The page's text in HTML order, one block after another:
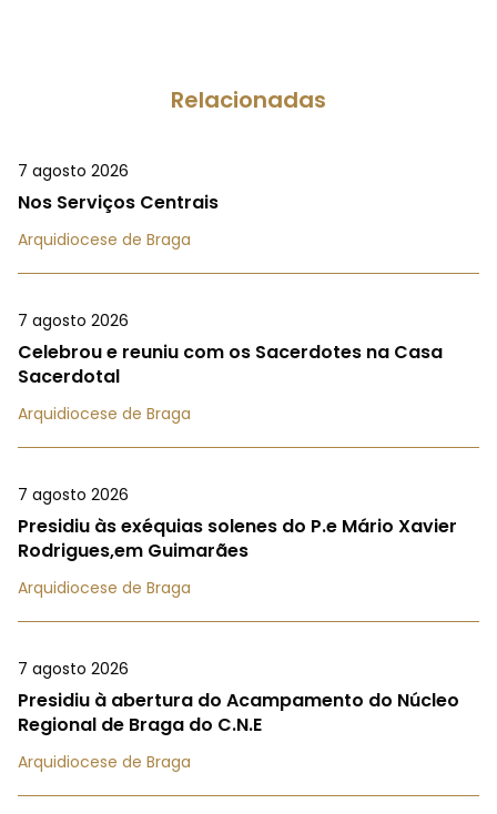
Relacionadas
7 agosto 2026
Nos Serviços Centrais
Arquidiocese de Braga
7 agosto 2026
Celebrou e reuniu com os Sacerdotes na Casa
Sacerdotal
Arquidiocese de Braga
7 agosto 2026
Presidiu às exéquias solenes do P.e Mário Xavier
Rodrigues,em Guimarães
Arquidiocese de Braga
7 agosto 2026
Presidiu à abertura do Acampamento do Núcleo
Regional de Braga do C.N.E
Arquidiocese de Braga